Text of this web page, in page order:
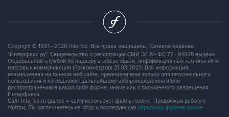
Copyright © 1991—2026 Interfax. Все права защищены. Сетевое издание
"Интерфакс.ру". Свидетельство о регистрации СМИ ЭЛ № ФС 77 - 84928 выдано
Федеральной службой по надзору в сфере связи, информационных технологий и
массовых коммуникаций (Роскомнадзор) 21.03.2023. Вся информация,
размещенная на данном веб-сайте, предназначена только для персонального
пользования и не подлежит дальнейшему воспроизведению и/или
распространению в какой-либо форме, иначе как с письменного разрешения
Интерфакса.
Сайт Interfax.ru (далее – сайт) использует файлы cookie. Продолжая работу с
сайтом, Вы соглашаетесь на сбор и последующую обработку файлов cookie.